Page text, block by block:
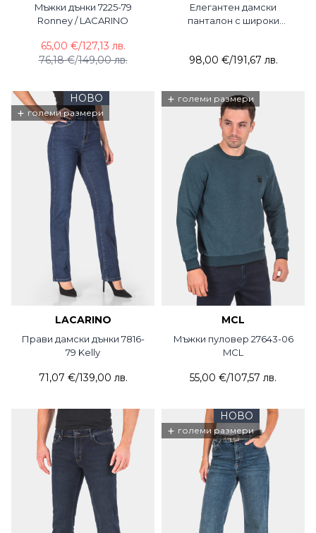
Mъжки дънки 7225-79
Ronney / LACARINO
76,18 €/149,00 лв.
65,00 €/127,13 лв.
Елегантен дамски
панталон с широки
98,00 €/191,67 лв.
НОВО
+ големи размери
LACARINO
Прави дамски дънки 7816-
79 Kelly
71,07 €/139,00 лв.
+ големи размери
MCL
Мъжки пуловер 27643-06
MCL
55,00 €/107,57 лв.
НОВО
+ големи размери